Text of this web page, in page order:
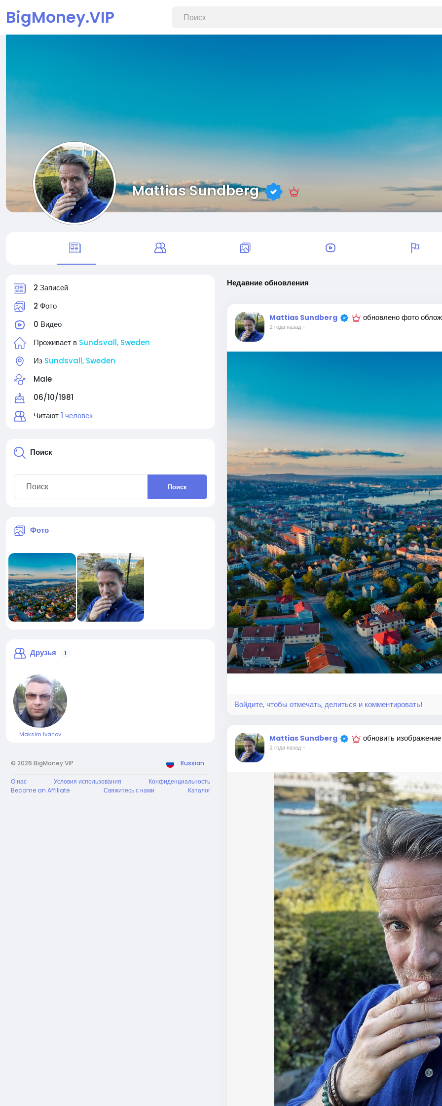
BigMoney.VIP
Mattias Sundberg
2 Записей
2 Фото
0 Видео
Проживает в Sundsvall, Sweden
Из Sundsvall, Sweden
Male
06/10/1981
Читают1 человек
Поиск
Поиск
Фото
Друзья 1
Maksim Ivanov
© 2026 BigMoney.VIP Russian
О нас Условия использования
Конфиденциальность
Become an Affiliate
Свяжитесь с нами Каталог
Недавние обновления
Mattias Sundberg обновлено фото
2 года назад-
Войдите, чтобы отмечать, делиться и комментировать!
Mattias Sundberg обновить
2 года назад-